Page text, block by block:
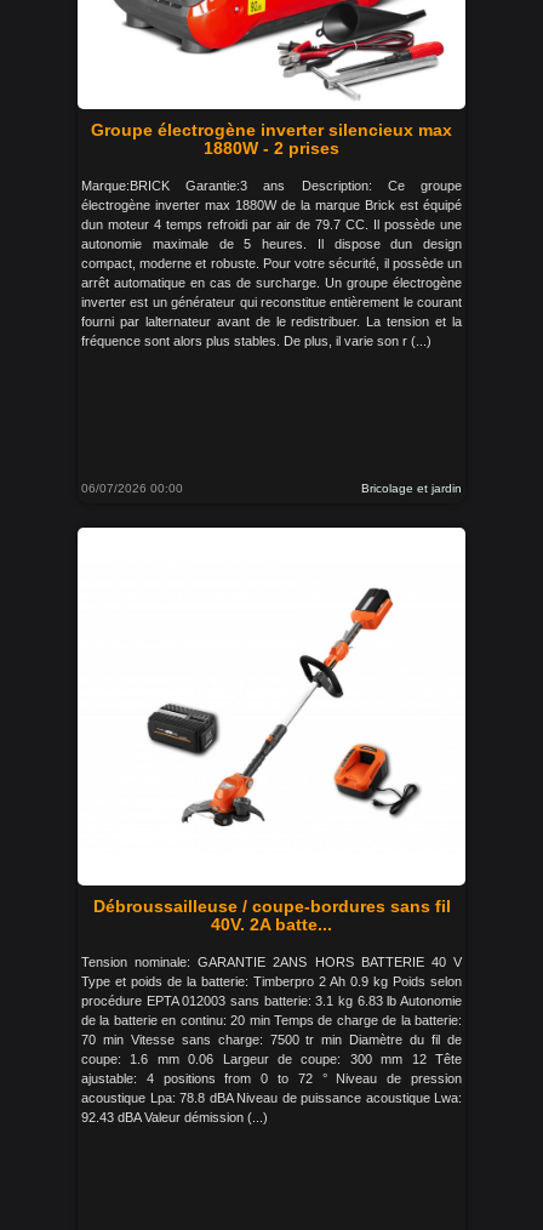
Groupe électrogène inverter silencieux max
1880W - 2 prises
Marque:BRICK Garantie:3 ans Description: Ce groupe
électrogène inverter max 1880W de la marque Brick est équipé
dun moteur 4 temps refroidi par air de 79.7 CC. Il possède une
autonomie maximale de 5 heures. Il dispose dun design
compact, moderne et robuste. Pour votre sécurité, il possède un
arrêt automatique en cas de surcharge. Un groupe électrogène
inverter est un générateur qui reconstitue entièrement le courant
fourni par lalternateur avant de le redistribuer. La tension et la
fréquence sont alors plus stables. De plus, il varie son r (...)
06/07/2026 00:00 Bricolage et jardin
Débroussailleuse / coupe-bordures sans fil
40V. 2A batte...
Tension nominale: GARANTIE 2ANS HORS BATTERIE 40 V
Type et poids de la batterie: Timberpro 2 Ah 0.9 kg Poids selon
procédure EPTA 012003 sans batterie: 3.1 kg 6.83 lb Autonomie
de la batterie en continu: 20 min Temps de charge de la batterie:
70 min Vitesse sans charge: 7500 tr min Diamètre du fil de
coupe: 1.6 mm 0.06 Largeur de coupe: 300 mm 12 Tête
ajustable: 4 positions from 0 to 72 ° Niveau de pression
acoustique Lpa: 78.8 dBA Niveau de puissance acoustique Lwa:
92.43 dBA Valeur démission (...)